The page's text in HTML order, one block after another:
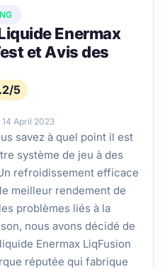
Enermax
et Avis des
5
14 April 2023
savez à quel point il est
système de jeu à des
refroidissement efficace
meilleur rendement de
problèmes liés à la
nous avons décidé de
Enermax LiqFusion
réputée qui fabrique